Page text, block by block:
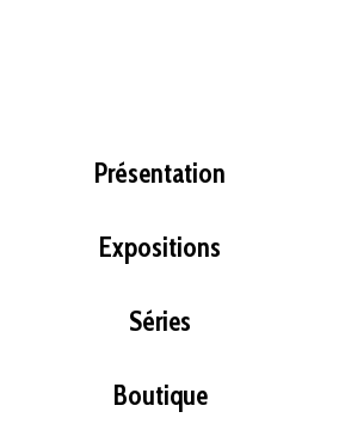
Présentation
Expositions
Séries
Boutique